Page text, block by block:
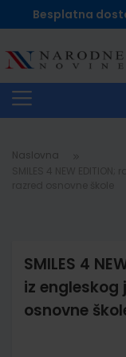
Besplatna
Naslovna
SMILES 4
iz
osnovne